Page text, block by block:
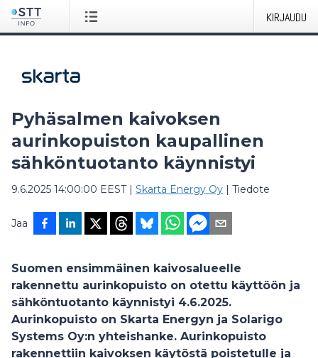
KIRJAUDU
Pyhäsalmen kaivoksen
aurinkopuiston kaupallinen
sähköntuotanto käynnistyi
9.6.2025 14:00:00 EEST| Skarta Energy Oy | Tiedote
Jaa
Suomen ensimmäinen kaivosalueelle
rakennettu aurinkopuisto on otettu käyttöön ja
sähköntuotanto käynnistyi 4.6.2025.
Aurinkopuisto on Skarta Energyn ja Solarigo
Systems Oy:n yhteishanke. Aurinkopuisto
rakennettiin kaivoksen käytöstä poistetulle ja